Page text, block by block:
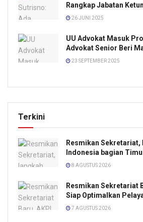
Rangkap Jabatan
26 JUNI 2025
UU Advokat Masuk
Advokat Senior Beri
23 SEPTEMBER 2025
Terkini
Resmikan Sekretariat,
Indonesia bagian
8 AGUSTUS 2026
Resmikan Sekretariat
Siap Optimalkan
7 AGUSTUS 2026